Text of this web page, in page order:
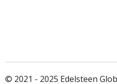
© 2021 - 2025